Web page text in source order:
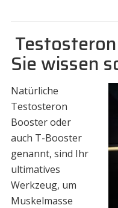
Sie wissen
Natürliche
Testosteron
Booster oder
auch T-Booster
genannt, sind Ihr
ultimatives
Werkzeug, um
Muskelmasse